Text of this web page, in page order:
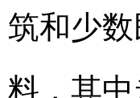
筑和少
料，其